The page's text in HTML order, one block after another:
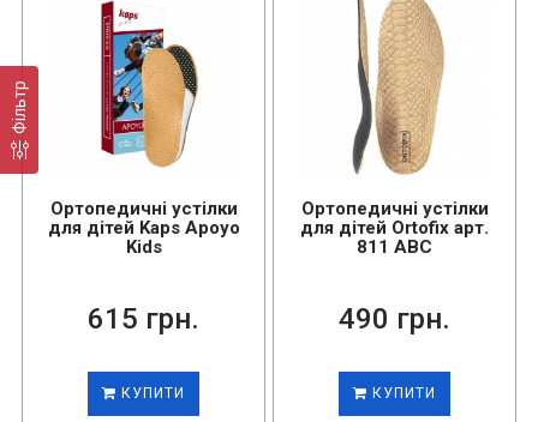
Фільтр
Ортопедичні устілки
для дітей Kaps Apoyo
Kids
615 грн.
КУПИТИ
Ортопедичні устілки
для дітей Ortofix арт.
811 АВС
490 грн.
КУПИТИ